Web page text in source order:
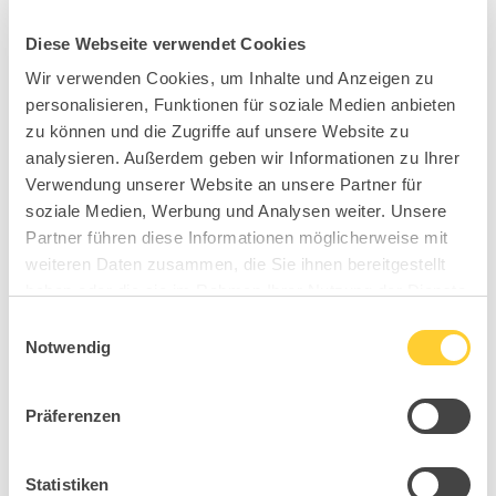
Diese Webseite verwendet Cookies
Wir verwenden Cookies, um Inhalte und Anzeigen zu
personalisieren, Funktionen für soziale Medien anbieten
zu können und die Zugriffe auf unsere Website zu
analysieren. Außerdem geben wir Informationen zu Ihrer
Verwendung unserer Website an unsere Partner für
soziale Medien, Werbung und Analysen weiter. Unsere
Partner führen diese Informationen möglicherweise mit
weiteren Daten zusammen, die Sie ihnen bereitgestellt
Notwendig
Präferenzen
Statistiken